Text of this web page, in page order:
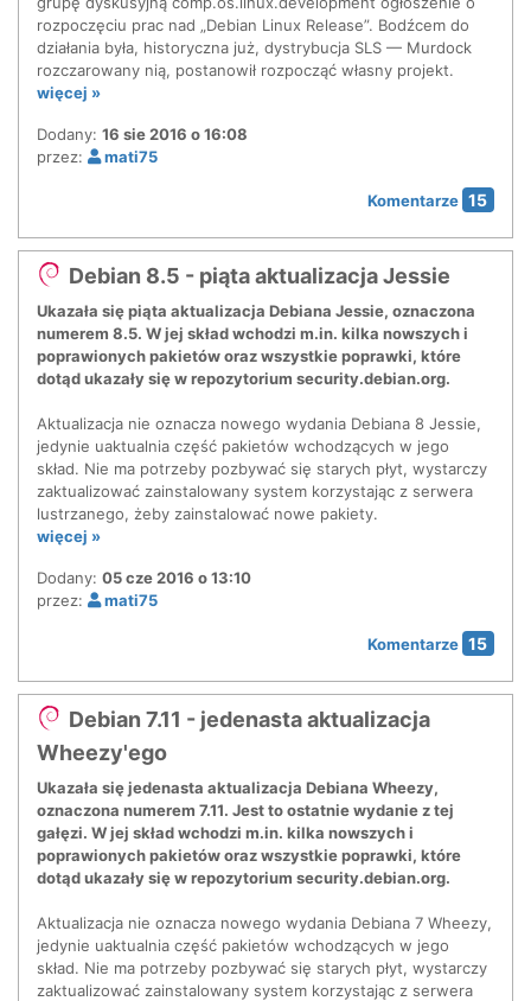
rozpoczęciu prac nad „Debian Linux Release”. Bodźcem do
działania była, historyczna już, dystrybucja SLS — Murdock
rozczarowany nią, postanowił rozpocząć własny projekt.
więcej »
Dodany: 16 sie 2016 o 16:08
przez:
mati75
Komentarze 15
Debian 8.5 - piąta aktualizacja Jessie
Ukazała się piąta aktualizacja Debiana Jessie, oznaczona
numerem 8.5. W jej skład wchodzi m.in. kilka nowszych i
poprawionych pakietów oraz wszystkie poprawki, które
dotąd ukazały się w repozytorium security.debian.org.
Aktualizacja nie oznacza nowego wydania Debiana 8 Jessie,
jedynie uaktualnia część pakietów wchodzących w jego
skład. Nie ma potrzeby pozbywać się starych płyt, wystarczy
zaktualizować zainstalowany system korzystając z serwera
lustrzanego, żeby zainstalować nowe pakiety.
więcej »
Dodany: 05 cze 2016 o 13:10
przez:
mati75
Komentarze 15
Debian 7.11 - jedenasta aktualizacja
Wheezy'ego
Ukazała się jedenasta aktualizacja Debiana Wheezy,
oznaczona numerem 7.11. Jest to ostatnie wydanie z tej
gałęzi. W jej skład wchodzi m.in. kilka nowszych i
poprawionych pakietów oraz wszystkie poprawki, które
dotąd ukazały się w repozytorium security.debian.org.
Aktualizacja nie oznacza nowego wydania Debiana 7 Wheezy,
jedynie uaktualnia część pakietów wchodzących w jego
skład. Nie ma potrzeby pozbywać się starych płyt, wystarczy
zaktualizować zainstalowany system korzystając z serwera